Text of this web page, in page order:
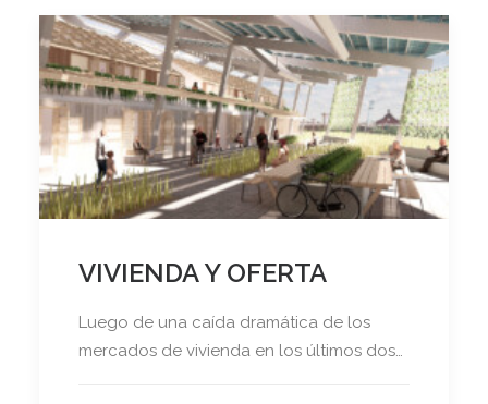
VIVIENDA Y OFERTA
Luego de una caída dramática de los
mercados de vivienda en los últimos dos…